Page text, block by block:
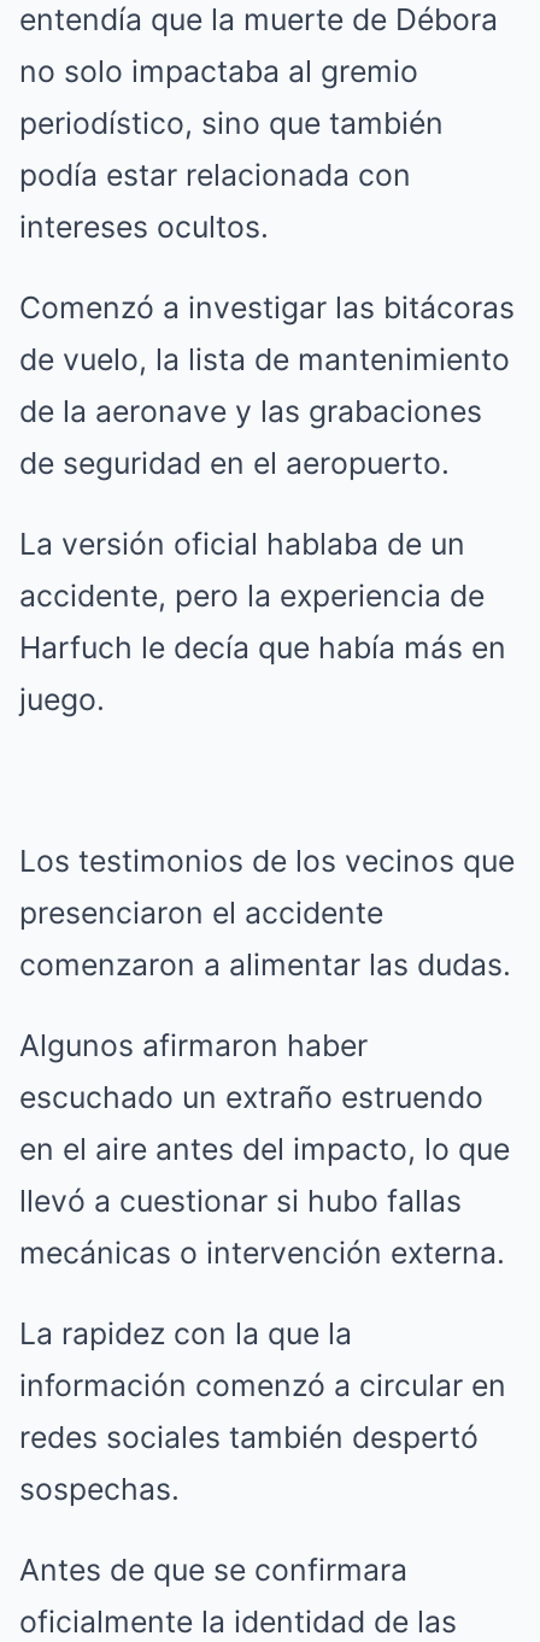
entendía que la muerte de Débora
no solo impactaba al gremio
periodístico, sino que también
podía estar relacionada con
intereses ocultos.
Comenzó a investigar las bitácoras
de vuelo, la lista de mantenimiento
de la aeronave y las grabaciones
de seguridad en el aeropuerto.
La versión oficial hablaba de un
accidente, pero la experiencia de
Harfuch le decía que había más en
juego.
Los testimonios de los vecinos que
presenciaron el accidente
comenzaron a alimentar las dudas.
Algunos afirmaron haber
escuchado un extraño estruendo
en el aire antes del impacto, lo que
llevó a cuestionar si hubo fallas
mecánicas o intervención externa.
La rapidez con la que la
información comenzó a circular en
redes sociales también despertó
sospechas.
Antes de que se confirmara
oficialmente la identidad de las